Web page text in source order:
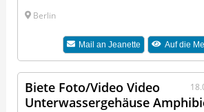
Berlin
Mail an Jeanette Auf die
Biete Foto/Video Video
Unterwassergehäuse